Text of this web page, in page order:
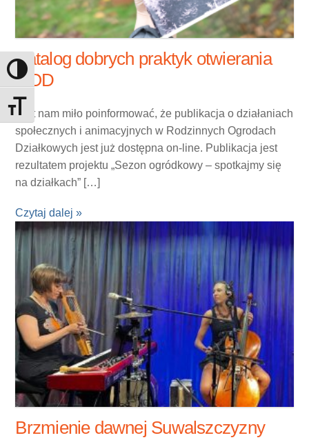
Toggle High Contrast
Toggle Font size
Katalog dobrych praktyk otwierania
ROD
Jest nam miło poinformować, że publikacja o działaniach
społecznych i animacyjnych w Rodzinnych Ogrodach
Działkowych jest już dostępna on-line. Publikacja jest
rezultatem projektu „Sezon ogródkowy – spotkajmy się
na działkach” […]
Czytaj dalej »
Brzmienie dawnej Suwalszczyzny